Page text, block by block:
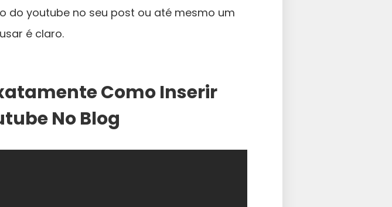
do youtube no seu post ou até mesmo um
é claro.
Como Inserir
No Blog